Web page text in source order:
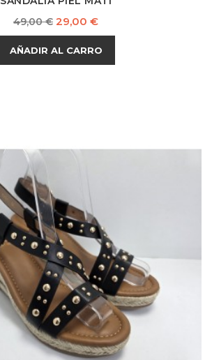
Precio
base
49,00 € Precio
29,00 €
AÑADIR AL CARRO